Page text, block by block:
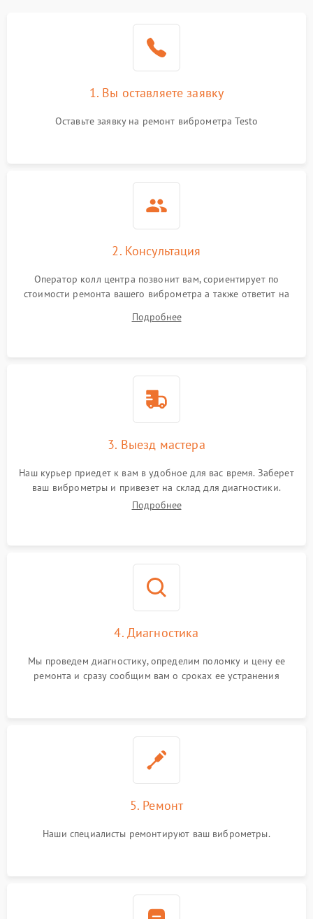
500 ₽
1500 ₽
индикаторов
Подробнее →
1. Вы оставляете заявку
Оставьте заявку на ремонт виброметра Testo
2. Консультация
Оператор колл центра позвонит вам, сориентирует по
стоимости ремонта вашего виброметра а также ответит на
Подробнее
3. Выезд мастера
Наш курьер приедет к вам в удобное для вас время. Заберет
ваш виброметры и привезет на склад для диагностики.
Подробнее
4. Диагностика
Мы проведем диагностику, определим поломку и цену ее
ремонта и сразу сообщим вам о сроках ее устранения
5. Ремонт
Наши специалисты ремонтируют ваш виброметры.